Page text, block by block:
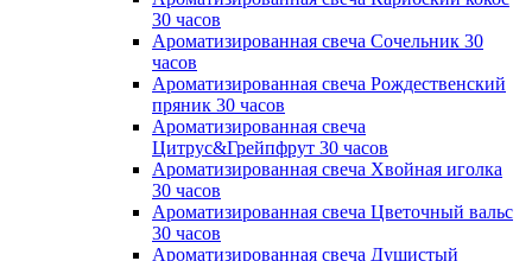
30 часов
Ароматизированная свеча Сочельник 30
часов
Ароматизированная свеча Рождественский
пряник 30 часов
Ароматизированная свеча
Цитрус&Грейпфрут 30 часов
Ароматизированная свеча Хвойная иголка
30 часов
Ароматизированная свеча Цветочный вальс
30 часов
Ароматизированная свеча Душистый